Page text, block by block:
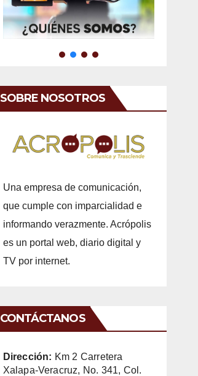
SOBRE NOSOTROS
Una empresa de comunicación,
que cumple con imparcialidad e
informando verazmente. Acrópolis
es un portal web, diario digital y
TV por internet.
CONTÁCTANOS
Dirección: Km 2 Carretera
Xalapa-Veracruz, No. 341, Col.